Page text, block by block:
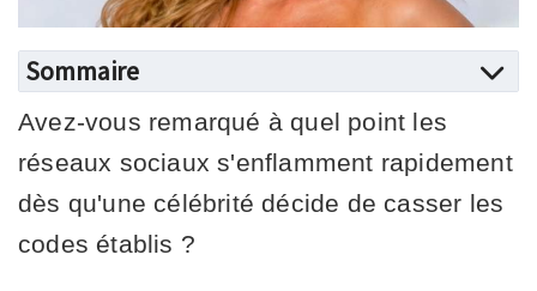
Sommaire
Avez-vous remarqué à quel point les
réseaux sociaux s'enflamment rapidement
dès qu'une célébrité décide de casser les
codes établis ?